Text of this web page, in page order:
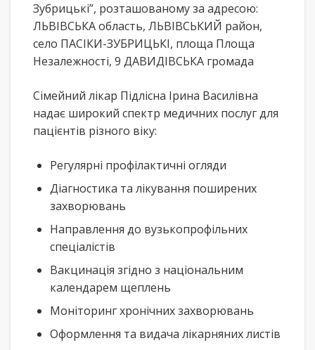
Зубрицькі”, розташованому за адресою:
ЛЬВІВСЬКА область, ЛЬВІВСЬКИЙ район,
село ПАСІКИ-ЗУБРИЦЬКІ, площа Площа
Незалежності, 9 ДАВИДІВСЬКА громада
Сімейний лікар Підлісна Ірина Василівна
надає широкий спектр медичних послуг для
пацієнтів різного віку:
Регулярні профілактичні огляди
Діагностика та лікування поширених
захворювань
Направлення до вузькопрофільних
спеціалістів
Вакцинація згідно з національним
календарем щеплень
Моніторинг хронічних захворювань
Оформлення та видача лікарняних листів